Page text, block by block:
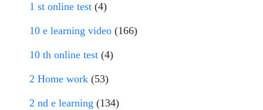
1 st online test (4)
10 e learning video (166)
10 th online test (4)
2 Home work (53)
2 nd e learning (134)